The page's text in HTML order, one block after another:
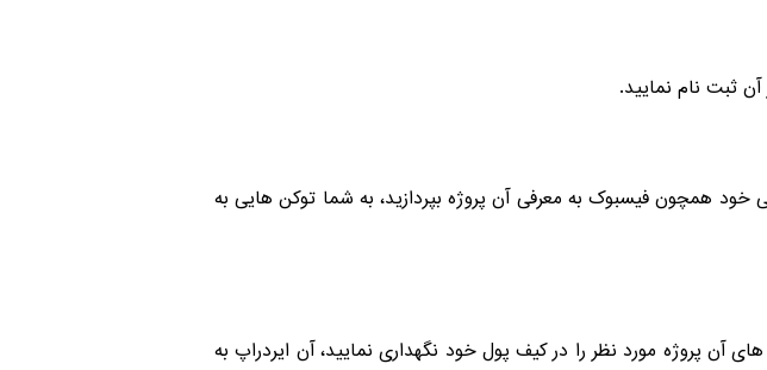
آن ثبت نام نمایید.
همچون فیسبوک به معرفی آن پروژه بپردازید، به شما توکن هایی به
آن پروژه مورد نظر را در کیف پول خود نگهداری نمایید، آن ایردراپ به